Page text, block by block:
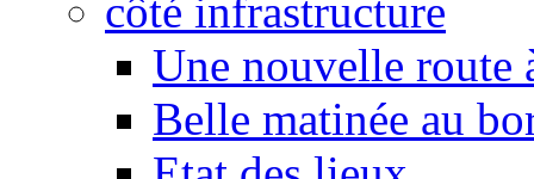
côté infrastructure
Une nouvelle route
Belle matinée au